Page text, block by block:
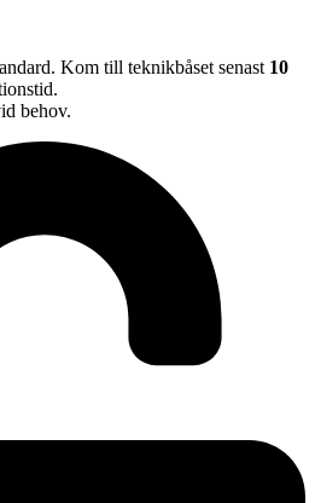
Kom till teknikbåset senast 10
behov.